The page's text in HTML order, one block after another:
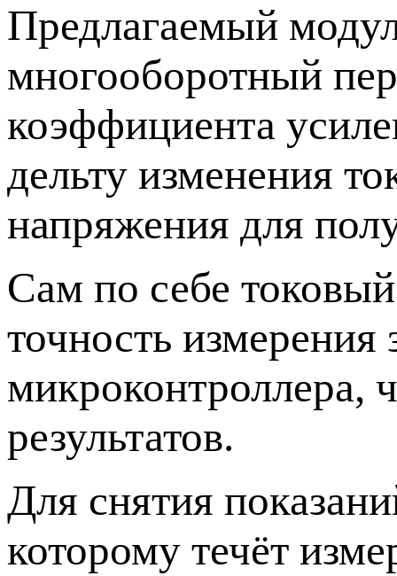
Предлагаемый
многооборотный
коэффициента
дельту изменения
напряжения для
Сам по себе
точность
микроконтроллера,
результатов.
Для снятия
которому течёт